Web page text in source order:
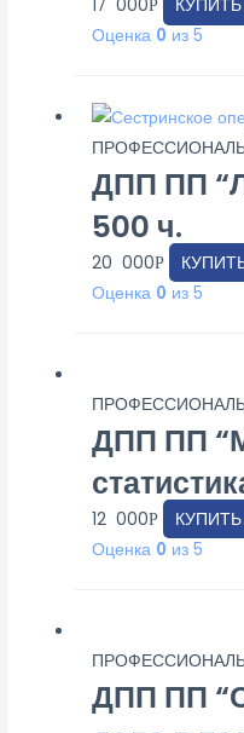
17 000Р
Оценка 0 из 5
ДПП ПП
500 ч.
20 000Р
Оценка 0 из 5
ДПП ПП
12 000Р
Оценка 0 из 5
ДПП ПП